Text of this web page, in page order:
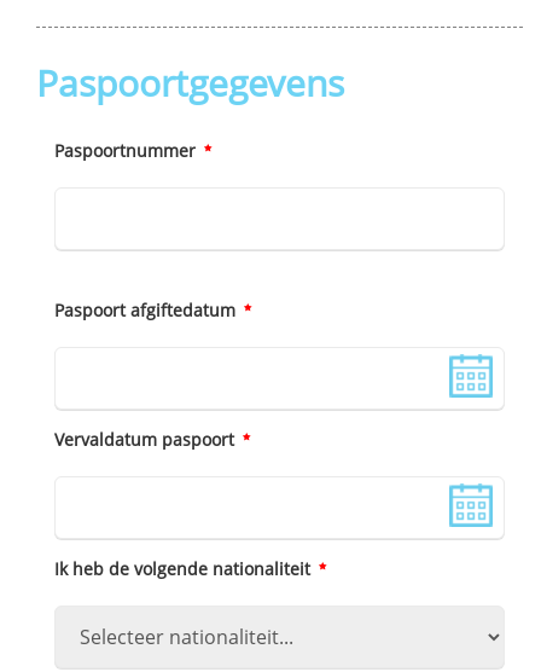
Paspoortgegevens
Paspoortnummer
Paspoort afgiftedatum
Vervaldatum paspoort
Ik heb de volgende nationaliteit